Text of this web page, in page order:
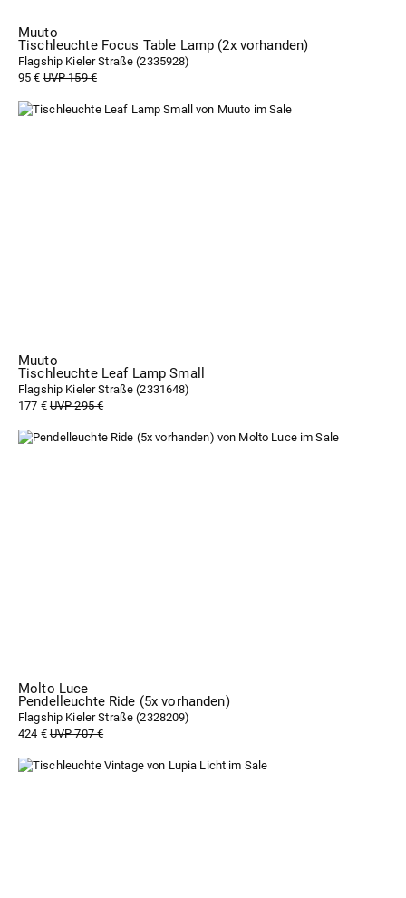
Muuto
Tischleuchte Focus Table Lamp (2x vorhanden)
Flagship Kieler Straße (2335928)
95 €UVP 159 €
Muuto
Tischleuchte Leaf Lamp Small
Flagship Kieler Straße (2331648)
177 €UVP 295 €
Molto Luce
Pendelleuchte Ride (5x vorhanden)
Flagship Kieler Straße (2328209)
424 €UVP 707 €